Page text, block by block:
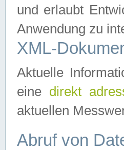
und erlaubt
Anwendung zu
XML-
Aktuelle
eine direkt
aktuellen
Abruf von